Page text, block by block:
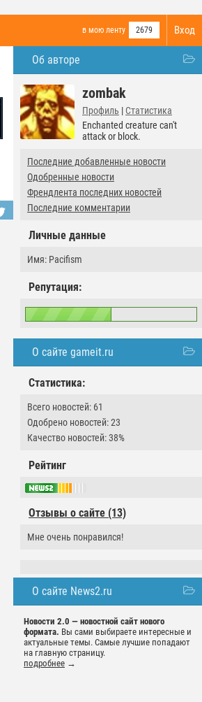
Вход
в мою ленту 2679
Об авторе
zombak
Профиль | Статистика
Enchanted creature can't
attack or block.
Последние добавленные новости
Одобренные новости
Френдлента последних новостей
Последние комментарии
Личные данные
Имя: Pacifism
Репутация:
О сайте gameit.ru
Статистика:
Всего новостей: 61
Одобрено новостей: 23
Качество новостей: 38%
Рейтинг
Отзывы о сайте (13)
Мне очень понравился!
О сайте News2.ru
Новости 2.0 — новостной сайт нового
формата. Вы сами выбираете интересные и
актуальные темы. Самые лучшие попадают
на главную страницу.
подробнее →